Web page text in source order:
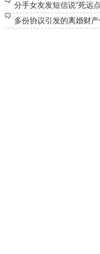
分手女友发短信说“死远
多份协议引发的离婚财